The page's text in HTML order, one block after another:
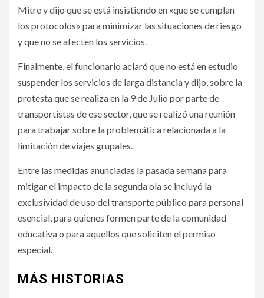
Mitre y dijo que se está insistiendo en «que se cumplan
los protocolos» para minimizar las situaciones de riesgo
y que no se afecten los servicios.­
Finalmente, el funcionario aclaró que no está en estudio
suspender los servicios de larga distancia y dijo, sobre la
protesta que se realiza en la 9 de Julio por parte de
transportistas de ese sector, que se realizó una reunión
para trabajar sobre la problemática relacionada a la
limitación de viajes grupales.­
Entre las medidas anunciadas la pasada semana para
mitigar el impacto de la segunda ola se incluyó la
exclusividad de uso del transporte público para personal
esencial, para quienes formen parte de la comunidad
educativa o para aquellos que soliciten el permiso
especial.­
MÁS HISTORIAS